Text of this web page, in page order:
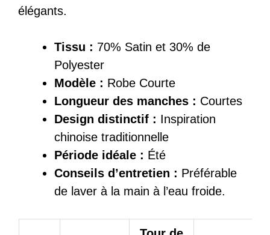
élégants.
Tissu : 70% Satin et 30% de
Polyester
Modèle : Robe Courte
Longueur des manches : Courtes
Design distinctif : Inspiration
chinoise traditionnelle
Période idéale : Été
Conseils d’entretien : Préférable
de laver à la main à l’eau froide.